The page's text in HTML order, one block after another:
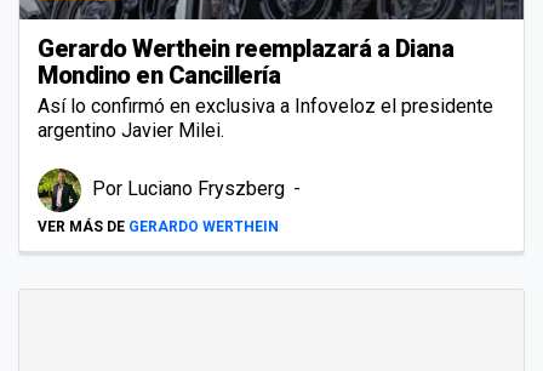
Gerardo Werthein reemplazará a Diana
Mondino en Cancillería
Así lo confirmó en exclusiva a Infoveloz el presidente
argentino Javier Milei.
Por Luciano Fryszberg
VER MÁS DE GERARDO WERTHEIN